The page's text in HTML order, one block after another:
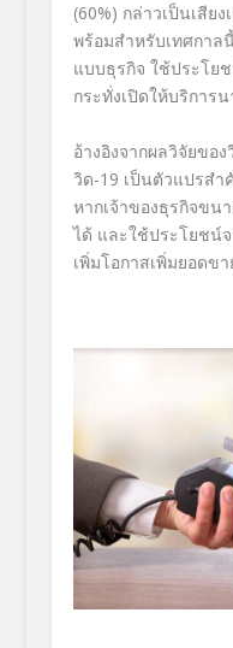
(60%) กล่าวเป็นเสียง
พร้อมสำหรับเทศกาล
แบบธุรกิจ ใช้ประโย
กระทั่งเปิดให้บริการ
อ้างอิงจากผลวิจัยขอ
วิด-19 เป็นตัวแปรสำ
หากเจ้าของธุรกิจขน
ได้ และใช้ประโยชน์
เพิ่มโอกาสเพิ่มยอดข